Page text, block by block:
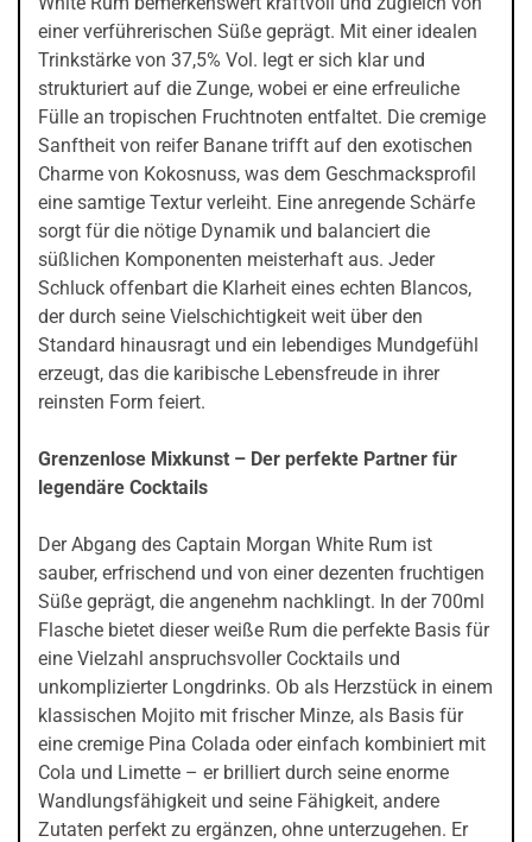
einer verführerischen Süße geprägt. Mit einer idealen
Trinkstärke von 37,5% Vol. legt er sich klar und
strukturiert auf die Zunge, wobei er eine erfreuliche
Fülle an tropischen Fruchtnoten entfaltet. Die cremige
Sanftheit von reifer Banane trifft auf den exotischen
Charme von Kokosnuss, was dem Geschmacksprofil
eine samtige Textur verleiht. Eine anregende Schärfe
sorgt für die nötige Dynamik und balanciert die
süßlichen Komponenten meisterhaft aus. Jeder
Schluck offenbart die Klarheit eines echten Blancos,
der durch seine Vielschichtigkeit weit über den
Standard hinausragt und ein lebendiges Mundgefühl
erzeugt, das die karibische Lebensfreude in ihrer
reinsten Form feiert.
Grenzenlose Mixkunst – Der perfekte Partner für
legendäre Cocktails
Der Abgang des Captain Morgan White Rum ist
sauber, erfrischend und von einer dezenten fruchtigen
Süße geprägt, die angenehm nachklingt. In der 700ml
Flasche bietet dieser weiße Rum die perfekte Basis für
eine Vielzahl anspruchsvoller Cocktails und
unkomplizierter Longdrinks. Ob als Herzstück in einem
klassischen Mojito mit frischer Minze, als Basis für
eine cremige Pina Colada oder einfach kombiniert mit
Cola und Limette – er brilliert durch seine enorme
Wandlungsfähigkeit und seine Fähigkeit, andere
Zutaten perfekt zu ergänzen, ohne unterzugehen. Er